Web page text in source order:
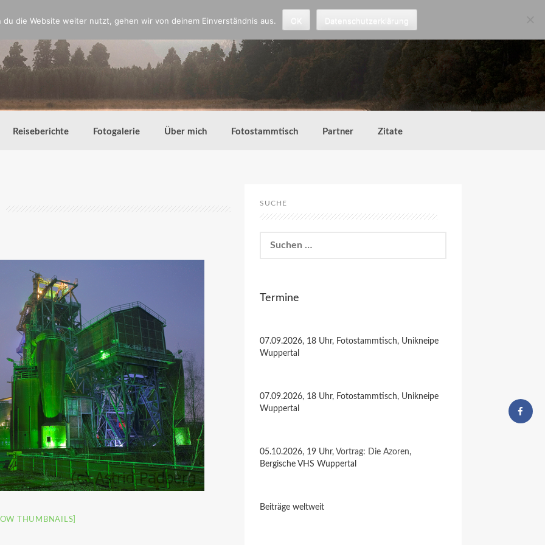
Reiseberichte Fotogalerie Über mich Fotostammtisch Partner Zitate
THUMBNAILS]
SUCHE
nach:
Termine
07.09.2026, 18 Uhr, Fotostammtisch, Unikneipe
Wuppertal
07.09.2026, 18 Uhr, Fotostammtisch, Unikneipe
Wuppertal
05.10.2026, 19 Uhr, Vortrag: Die Azoren,
Bergische VHS Wuppertal
Beiträge weltweit
die Website weiter nutzt, gehen wir von deinem Einverständnis aus.